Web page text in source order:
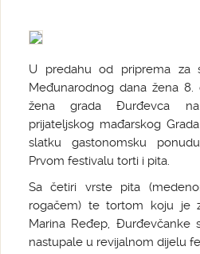
U predahu od priprema za
Međunarodnog dana žena 8.
žena grada Đurđevca
prijateljskog mađarskog
slatku gastonomsku
Prvom festivalu torti i pita.
Sa četiri vrste pita
rogačem) te tortom koju je
Marina Ređep, Đurđevčanke
nastupale u revijalnom dijelu